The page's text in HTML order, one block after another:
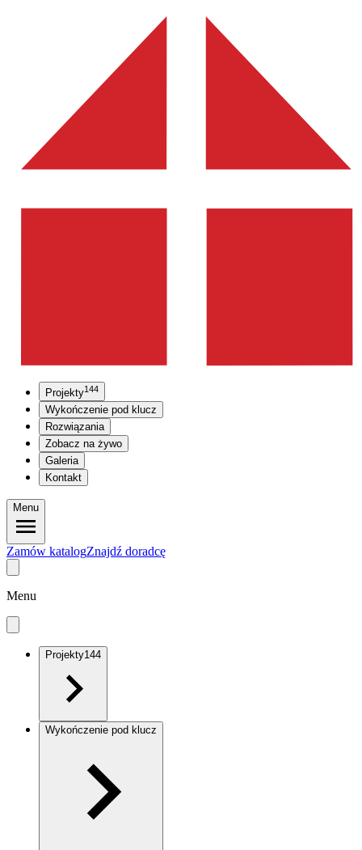
Projekty144
Wykończenie pod klucz
Rozwiązania
Zobacz na żywo
Galeria
Kontakt
Menu
Zamów katalogZnajdź doradcę
Menu
Projekty144
Wykończenie pod klucz